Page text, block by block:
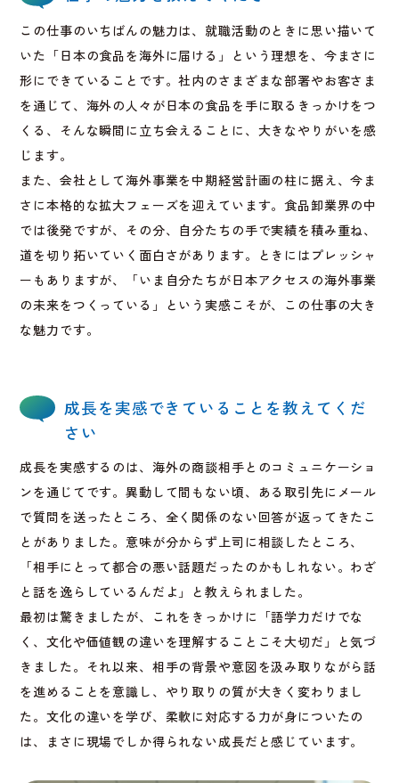
この仕事のいちばんの魅力は、就職活動のときに思い描いて
いた「日本の食品を海外に届ける」という理想を、今まさに
形にできていることです。社内のさまざまな部署やお客さま
を通じて、海外の人々が日本の食品を手に取るきっかけをつ
くる、そんな瞬間に立ち会えることに、大きなやりがいを感
じます。
また、会社として海外事業を中期経営計画の柱に据え、今ま
さに本格的な拡大フェーズを迎えています。食品卸業界の中
では後発ですが、その分、自分たちの手で実績を積み重ね、
道を切り拓いていく面白さがあります。ときにはプレッシャ
ーもありますが、「いま自分たちが日本アクセスの海外事業
の未来をつくっている」という実感こそが、この仕事の大き
な魅力です。
成長を実感できていることを教えてくだ
さい
成長を実感するのは、海外の商談相手とのコミュニケーショ
ンを通じてです。異動して間もない頃、ある取引先にメール
で質問を送ったところ、全く関係のない回答が返ってきたこ
とがありました。意味が分からず上司に相談したところ、
「相手にとって都合の悪い話題だったのかもしれない。わざ
と話を逸らしているんだよ」と教えられました。
最初は驚きましたが、これをきっかけに「語学力だけでな
く、文化や価値観の違いを理解することこそ大切だ」と気づ
きました。それ以来、相手の背景や意図を汲み取りながら話
を進めることを意識し、やり取りの質が大きく変わりまし
た。文化の違いを学び、柔軟に対応する力が身についたの
は、まさに現場でしか得られない成長だと感じています。